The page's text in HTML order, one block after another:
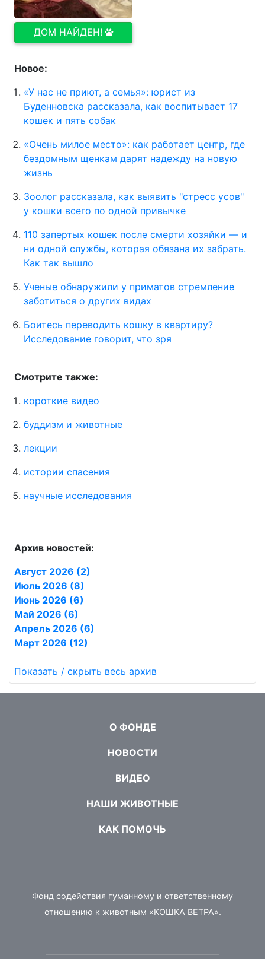
ДОМ НАЙДЕН!
Новое:
«У нас не приют, а семья»: юрист из
Буденновска рассказала, как воспитывает 17
кошек и пять собак
«Очень милое место»: как работает центр, где
бездомным щенкам дарят надежду на новую
жизнь
Зоолог рассказала, как выявить "стресс усов"
у кошки всего по одной привычке
110 запертых кошек после смерти хозяйки — и
ни одной службы, которая обязана их забрать.
Как так вышло
Ученые обнаружили у приматов стремление
заботиться о других видах
Боитесь переводить кошку в квартиру?
Исследование говорит, что зря
Смотрите также:
короткие видео
буддизм и животные
лекции
истории спасения
научные исследования
Архив новостей:
Август 2026 (2)
Июль 2026 (8)
Июнь 2026 (6)
Май 2026 (6)
Апрель 2026 (6)
Март 2026 (12)
Показать / скрыть весь архив
О ФОНДЕ
НОВОСТИ
ВИДЕО
НАШИ ЖИВОТНЫЕ
КАК ПОМОЧЬ
Фонд содействия гуманному и ответственному
отношению к животным «КОШКА ВЕТРА».